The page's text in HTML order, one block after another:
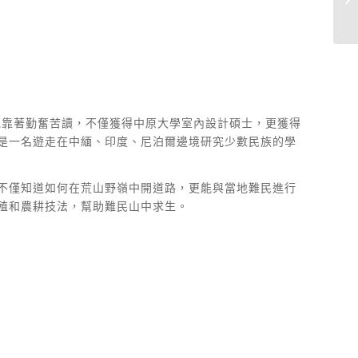
著勤奮苦讀，不僅獲得中原大學室內設計碩士，更獲得
名遊走在中緬、印度、尼泊爾邊境研究少數民族的學
知道如何在荒山野嶺中開道路，更能與當地難民進行
農耕技法，幫助難民山中求生。